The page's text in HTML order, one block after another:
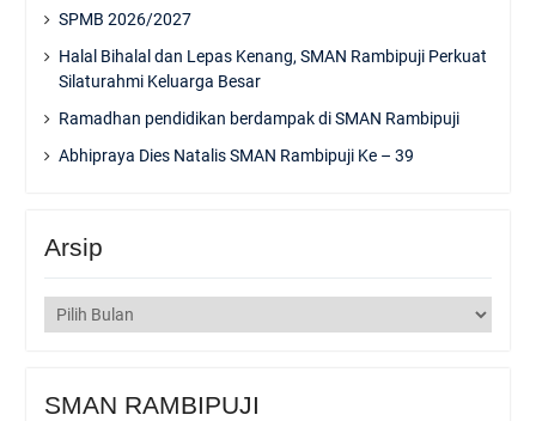
SPMB 2026/2027
Halal Bihalal dan Lepas Kenang, SMAN Rambipuji Perkuat
Silaturahmi Keluarga Besar
Ramadhan pendidikan berdampak di SMAN Rambipuji
Abhipraya Dies Natalis SMAN Rambipuji Ke – 39
Arsip
Arsip
SMAN RAMBIPUJI